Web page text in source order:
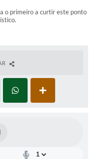
o primeiro a curtir este ponto